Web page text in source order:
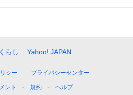
らし Yahoo! JAPAN
シー プライバシーセンター
ント 規約 ヘルプ